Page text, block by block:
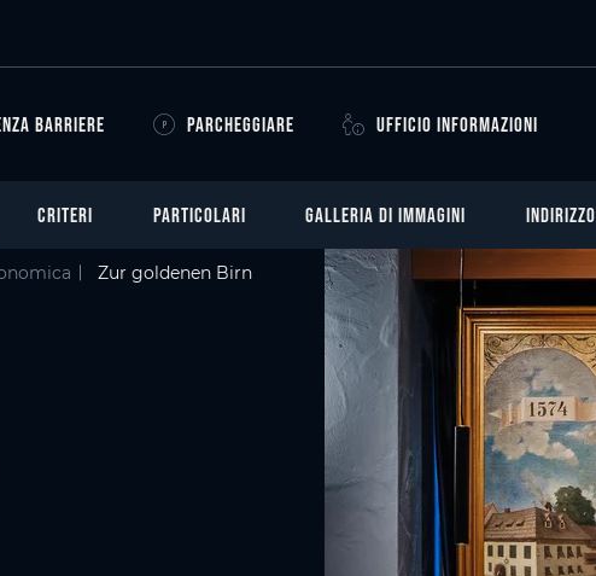
BARRIERE PARCHEGGIARE UFFICIO INFORMAZIONI
CRITERI PARTICOLARI GALLERIA DI IMMAGINI INDIRIZZO
Zur goldenen Birn